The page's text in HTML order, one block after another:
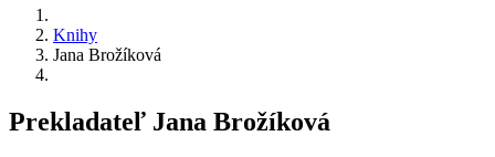
Knihy
Jana Brožíková
Prekladateľ Jana Brožíková